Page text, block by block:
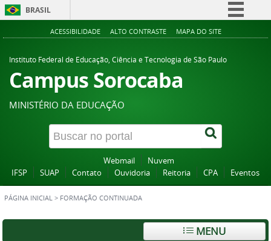
BRASIL
Simplifique!
Acesso à informação
Canais
ACESSIBILIDADE ALTO CONTRASTE MAPA DO SITE
Instituto Federal de Educação, Ciência e Tecnologia de São Paulo
Campus Sorocaba
MINISTÉRIO DA EDUCAÇÃO
Webmail
Nuvem
IFSP
SUAP Contato Ouvidoria Reitoria CPA Eventos
PÁGINA INICIAL > FORMAÇÃO CONTINUADA
MENU